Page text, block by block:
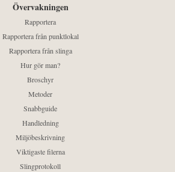
Övervakningen
Rapportera
Rapportera från punktlokal
Rapportera från slinga
Hur gör man?
Broschyr
Metoder
Snabbguide
Handledning
Miljöbeskrivning
Viktigaste filerna
Slingprotokoll